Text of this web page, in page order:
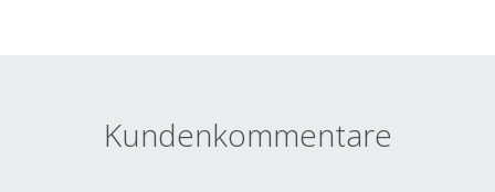
Kundenkommentare